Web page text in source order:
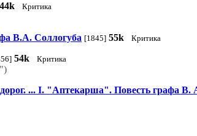
44k Критика
В.А. Соллогуба [1845] 55k Критика
54k Критика
... I. "Аптекарша". Повесть графа В.